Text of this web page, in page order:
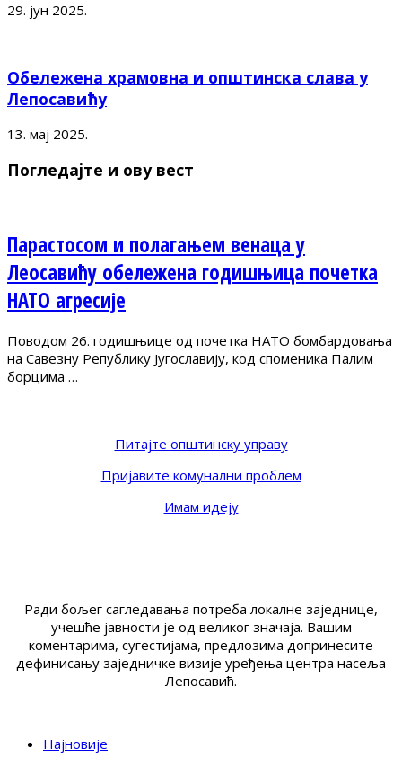
29. јун 2025.
Обележена храмовна и општинска слава у
Лепосавићу
13. мај 2025.
Погледајте и ову вест
Парастосом и полагањем венаца у
Леосавићу обележена годишњица почетка
НАТО агресије
Поводом 26. годишњице од почетка НАТО бомбардовања
на Савезну Републику Југославију, код споменика Палим
борцима …
Питајте општинску управу
Пријавите комунални проблем
Имам идеју
Ради бољег сагледавања потреба локалне заједнице,
учешће јавности је од великог значаја. Вашим
коментарима, сугестијама, предлозима допринесите
дефинисању заједничке визије уређења центра насеља
Лепосавић.
Најновије